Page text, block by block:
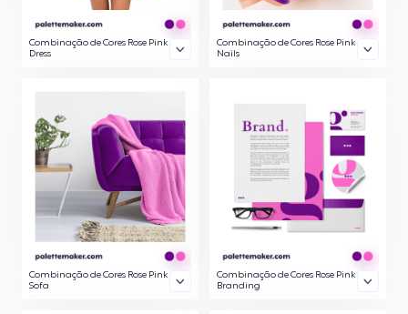
Combinação de Cores Rose Pink
Dress
Combinação de Cores Rose Pink
Nails
Combinação de Cores Rose Pink
Sofa
Combinação de Cores Rose Pink
Branding